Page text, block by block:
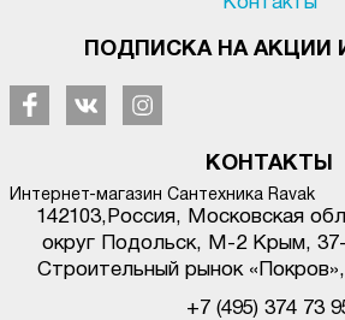
ПОДПИСКА НА АКЦИИ
КОНТАКТЫ
Интернет-магазин Сантехника Ravak
142103, Россия, Московская
округ Подольск, М-2 Крым, 37-
Строительный рынок
+7 (495) 374 73